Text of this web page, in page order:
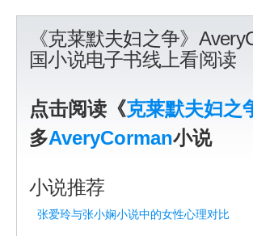
《克莱默夫妇之争》
国小说电子书线上看阅读
点击阅读《克莱默夫妇之
多AveryCorman小说
小说推荐
张爱玲与张小娴小说中的女性心理对比